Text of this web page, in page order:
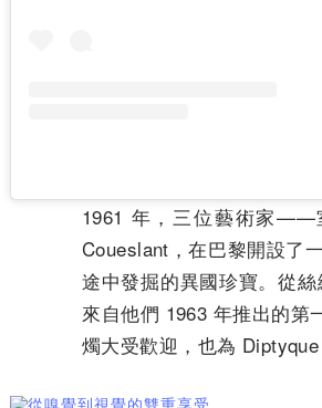
1961 年，三位藝術家——
Coueslant，在巴黎開設了
途中發掘的異國珍寶。從
來自他們 1963 年推出的第
燭大受歡迎，也為